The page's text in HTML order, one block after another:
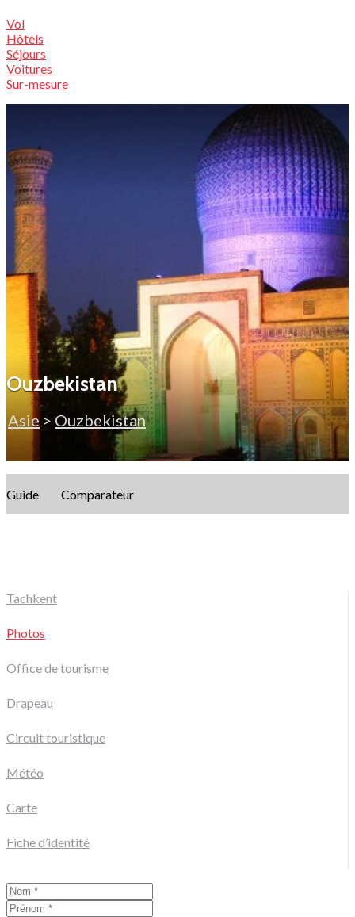
Vol
Hôtels
Séjours
Voitures
Sur-mesure
Ouzbekistan
Asie > Ouzbekistan
Guide Comparateur
Tachkent
Photos
Office de tourisme
Drapeau
Circuit touristique
Météo
Carte
Fiche d’identité